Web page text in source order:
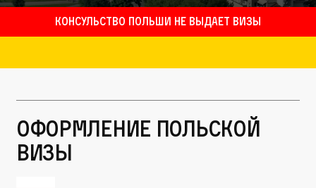
Консульство Польши не выдает визы
Оформление польской
визы